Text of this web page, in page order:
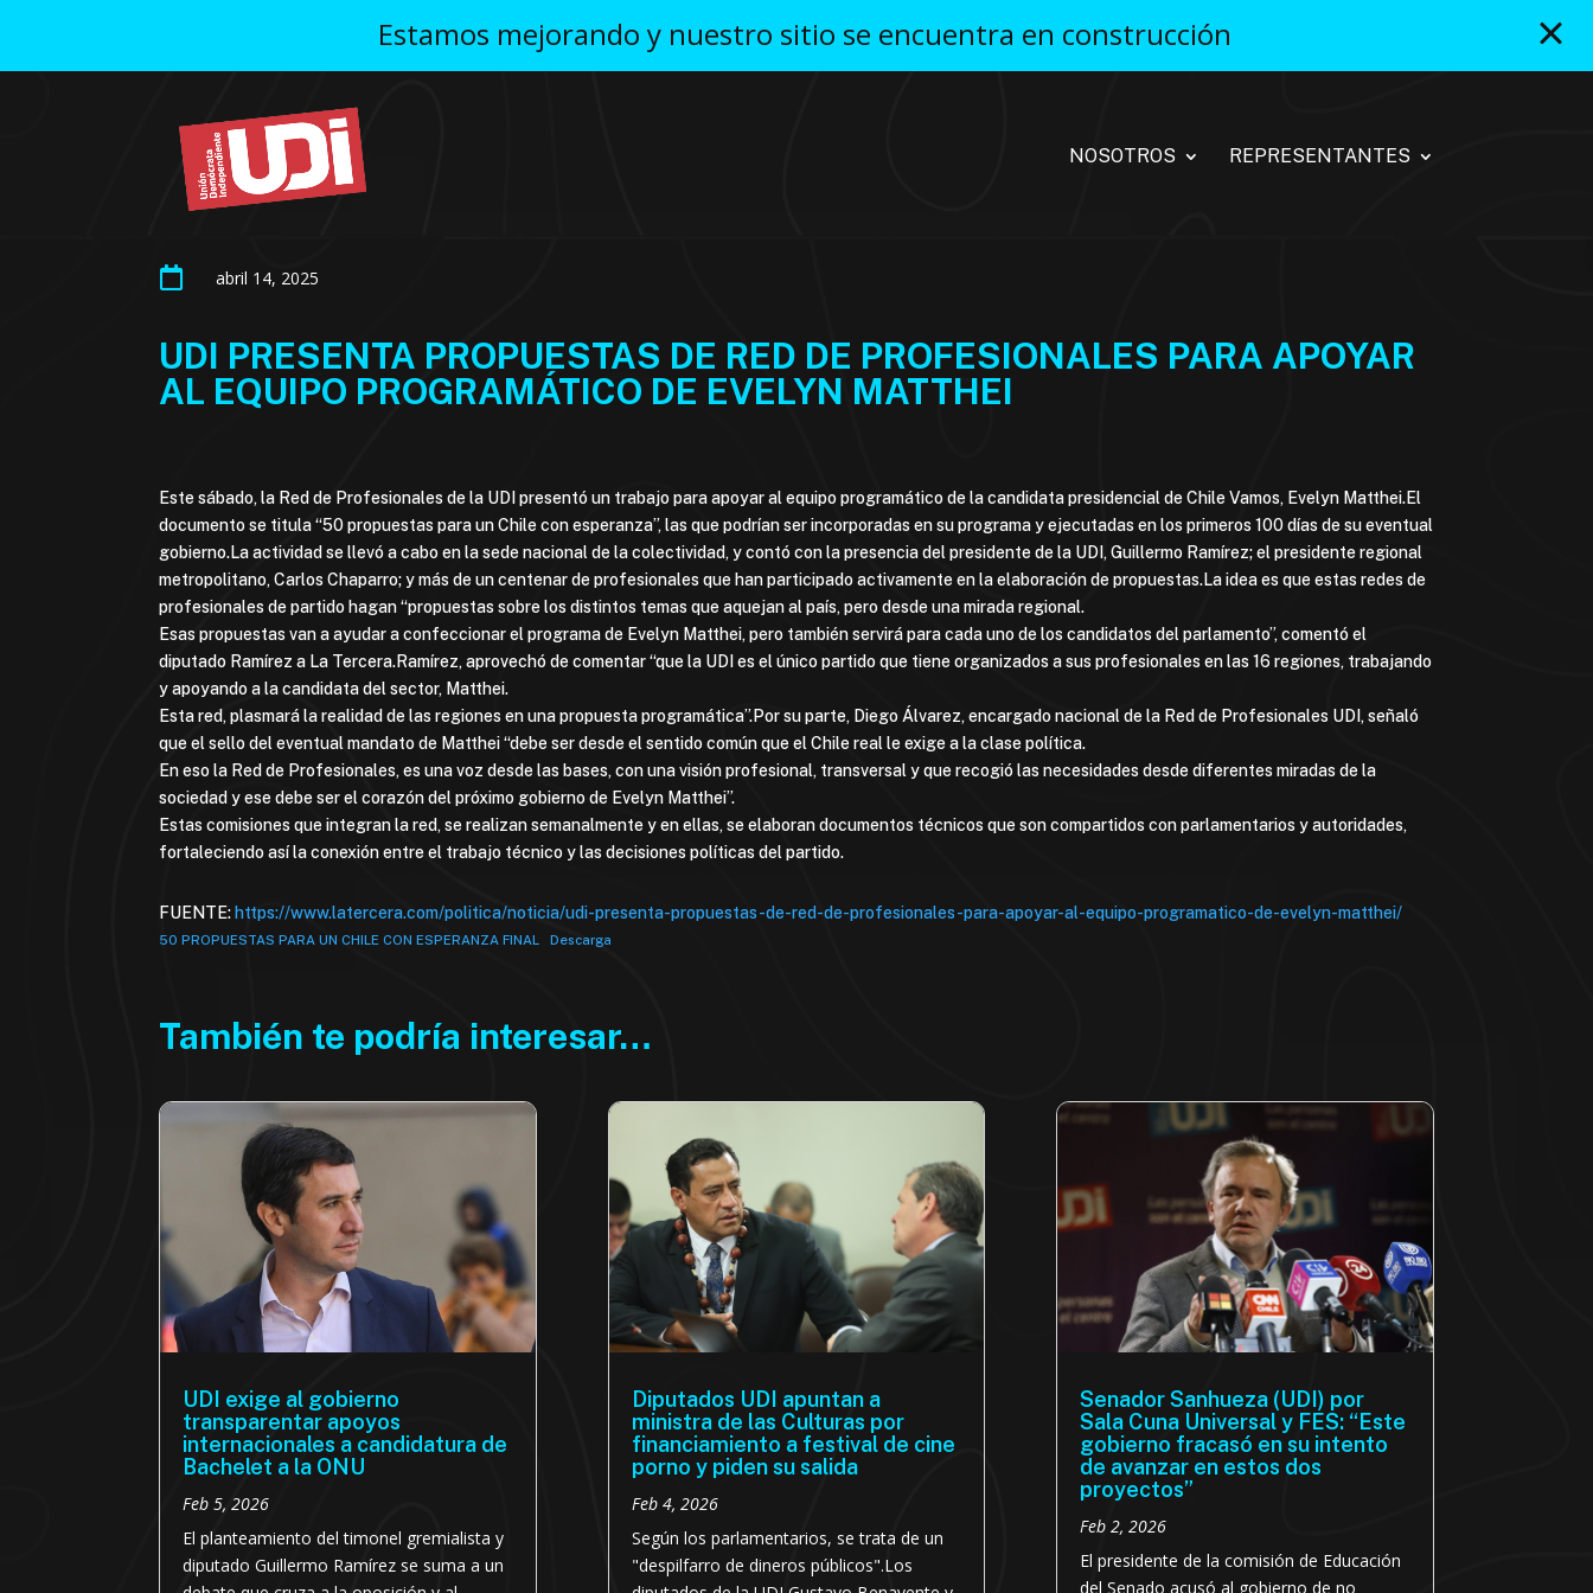
Estamos mejorando y nuestro sitio se encuentra en construcción
NOSOTROS REPRESENTANTES
 abril 14, 2025
UDI PRESENTA PROPUESTAS DE RED DE PROFESIONALES PARA APOYAR
AL EQUIPO PROGRAMÁTICO DE EVELYN MATTHEI
Este sábado, la Red de Profesionales de la UDI presentó un trabajo para apoyar al equipo programático de la candidata presidencial de Chile Vamos, Evelyn Matthei.El
documento se titula “50 propuestas para un Chile con esperanza”, las que podrían ser incorporadas en su programa y ejecutadas en los primeros 100 días de su eventual
gobierno.La actividad se llevó a cabo en la sede nacional de la colectividad, y contó con la presencia del presidente de la UDI, Guillermo Ramírez; el presidente regional
metropolitano, Carlos Chaparro; y más de un centenar de profesionales que han participado activamente en la elaboración de propuestas.La idea es que estas redes de
profesionales de partido hagan “propuestas sobre los distintos temas que aquejan al país, pero desde una mirada regional.
Esas propuestas van a ayudar a confeccionar el programa de Evelyn Matthei, pero también servirá para cada uno de los candidatos del parlamento”, comentó el
diputado Ramírez a La Tercera.Ramírez, aprovechó de comentar “que la UDI es el único partido que tiene organizados a sus profesionales en las 16 regiones, trabajando
y apoyando a la candidata del sector, Matthei.
Esta red, plasmará la realidad de las regiones en una propuesta programática”.Por su parte, Diego Álvarez, encargado nacional de la Red de Profesionales UDI, señaló
que el sello del eventual mandato de Matthei “debe ser desde el sentido común que el Chile real le exige a la clase política.
En eso la Red de Profesionales, es una voz desde las bases, con una visión profesional, transversal y que recogió las necesidades desde diferentes miradas de la
sociedad y ese debe ser el corazón del próximo gobierno de Evelyn Matthei”.
Estas comisiones que integran la red, se realizan semanalmente y en ellas, se elaboran documentos técnicos que son compartidos con parlamentarios y autoridades,
fortaleciendo así la conexión entre el trabajo técnico y las decisiones políticas del partido.
FUENTE: https://www.latercera.com/politica/noticia/udi-presenta-propuestas-de-red-de-profesionales-para-apoyar-al-equipo-programatico-de-evelyn-matthei/
50 PROPUESTAS PARA UN CHILE CON ESPERANZA FINAL Descarga
También te podría interesar…
UDI exige al gobierno
transparentar apoyos
internacionales a candidatura de
Bachelet a la ONU
Feb 5, 2026
El planteamiento del timonel gremialista y
diputado Guillermo Ramírez se suma a un
Diputados UDI apuntan a
ministra de las Culturas por
financiamiento a festival de cine
porno y piden su salida
Feb 4, 2026
Según los parlamentarios, se trata de un
"despilfarro de dineros públicos".Los
Senador Sanhueza (UDI) por
Sala Cuna Universal y FES: “Este
gobierno fracasó en su intento
de avanzar en estos dos
proyectos”
Feb 2, 2026
El presidente de la comisión de Educación
del Senado acusó al gobierno de no